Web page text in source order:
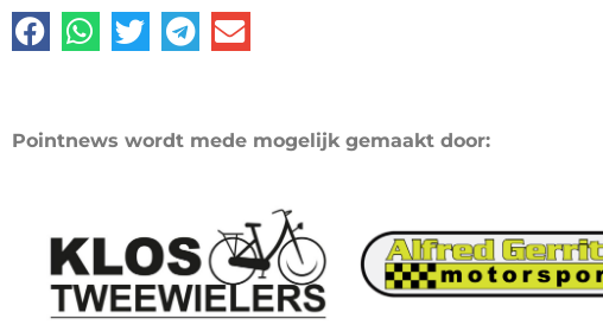
Pointnews wordt mede mogelijk gemaakt door: